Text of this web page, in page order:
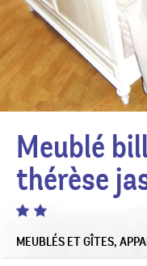
Meublé
thérèse
MEUBLÉS ET GÎTES,